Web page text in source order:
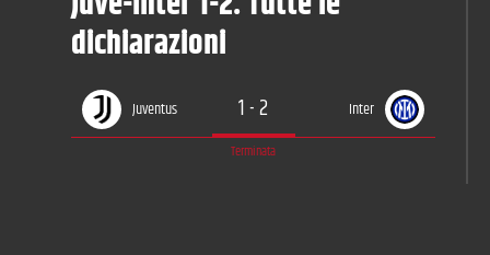
dichiarazioni
Juventus 1-2 Inter
Terminata